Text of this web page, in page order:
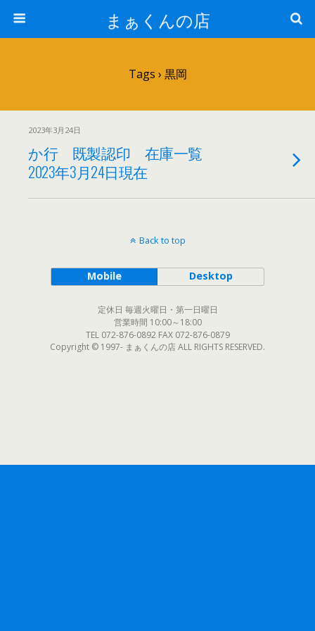
まぁくんの店
Tags › 黒岡
2023年3月24日
か行 既製認印 在庫一覧
2023年3月24日現在
Back to top
Mobile Desktop
定休日 毎週火曜日・第一日曜日
営業時間 10:00～18:00
TEL 072-876-0892 FAX 072-876-0879
Copyright © 1997- まぁくんの店 ALL RIGHTS RESERVED.